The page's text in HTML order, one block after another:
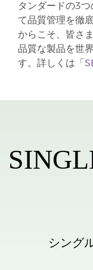
タンダードの3
て品質管理を徹
からこそ、皆さ
品質な製品を世
す。詳しくは「
シング